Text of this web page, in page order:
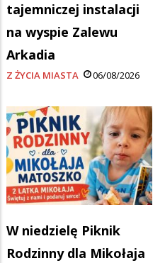
tajemniczej instalacji
na wyspie Zalewu
Arkadia
Z ŻYCIA MIASTA 06/08/2026
W niedzielę Piknik
Rodzinny dla Mikołaja